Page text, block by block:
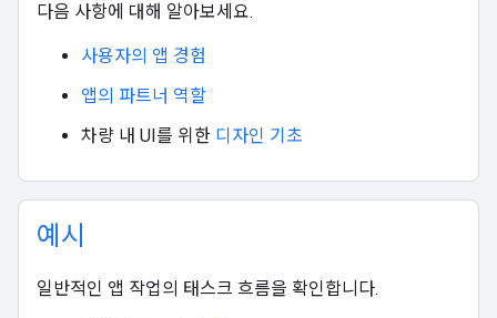
다음 사항에 대해 알아보세요.
사용자의 앱 경험
앱의 파트너 역할
차량 내 UI를 위한 디자인 기초
예시
일반적인 앱 작업의 태스크 흐름을 확인합니다.